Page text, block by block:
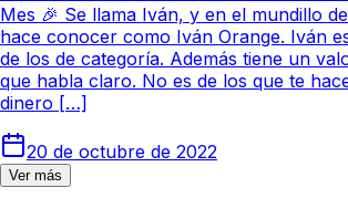
Mes 🎉 Se llama Iván, y en el mundillo
hace conocer como Iván Orange. Iván
de los de categoría. Además tiene un
que habla claro. No es de los que te
dinero […]
20 de octubre de 2022
Ver más